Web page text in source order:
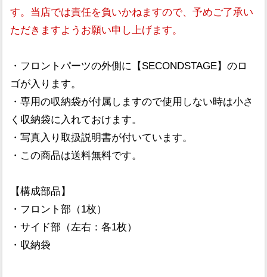
す。当店では責任を負いかねますので、予めご了承い
ただきますようお願い申し上げます。
・フロントパーツの外側に【SECONDSTAGE】のロ
ゴが入ります。
・専用の収納袋が付属しますので使用しない時は小さ
く収納袋に入れておけます。
・写真入り取扱説明書が付いています。
・この商品は送料無料です。
【構成部品】
・フロント部（1枚）
・サイド部（左右：各1枚）
・収納袋